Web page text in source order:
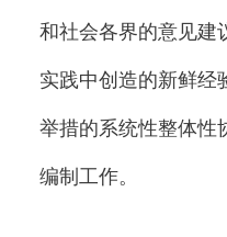
和社会各界的意见建
实践中创造的新鲜经
举措的系统性整体性
编制工作。